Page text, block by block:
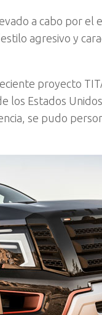
a cabo por el
agresivo y
proyecto
los Estados
se pudo